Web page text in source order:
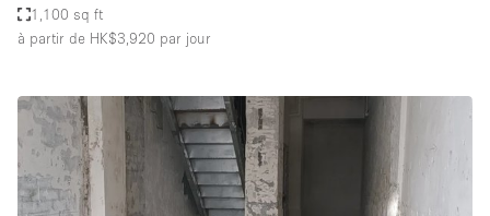
1,100 sq ft
à partir de HK$3,920 par jour